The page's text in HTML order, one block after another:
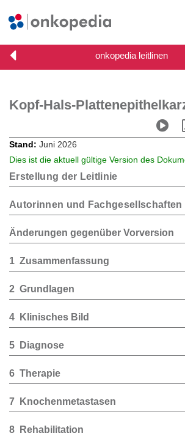
Kopf-Hals-
Stand
Juni 2026
Dies ist die aktuell gültige Version des
Erstellung der Leitlinie
Autorinnen und Fachgesellschaften
Änderungen gegenüber Vorversion
1 Zusammenfassung
2 Grundlagen
4 Klinisches Bild
5 Diagnose
6 Therapie
7 Knochenmetastasen
8 Rehabilitation